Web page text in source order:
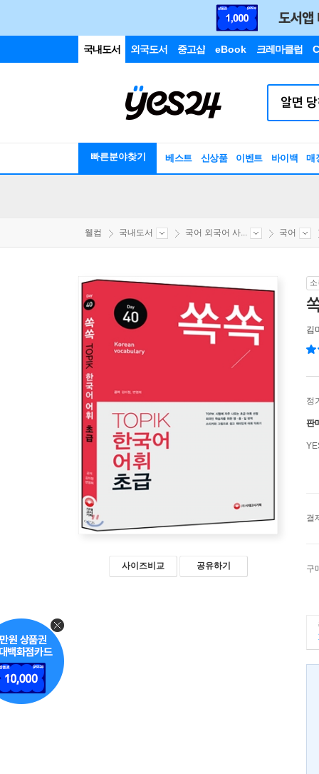
국내도서 외국도서 중고샵 eBook 크레마클럽
빠른분야찾기 베스트 신상품 이벤트 바이백 매
웰컴 국내도서 국어 외국어 사... 국어
사이즈비교 공유하기
김
정
판
결
구